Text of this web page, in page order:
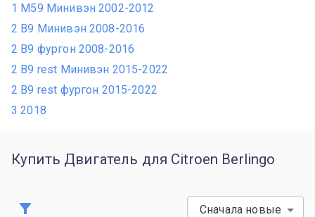
1 M59 Минивэн 2002-2012
2 B9 Минивэн 2008-2016
2 B9 фургон 2008-2016
2 B9 rest Минивэн 2015-2022
2 B9 rest фургон 2015-2022
3 2018
Купить Двигатель для Citroen Berlingo
Сначала новые